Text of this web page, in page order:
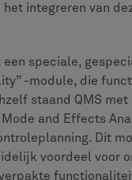
Client (AWC) een
biedt, zijn
wordt
aanzienlijke
en de